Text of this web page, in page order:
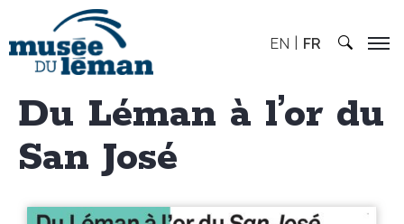
FR
EN
Du Léman à l’or du
San José